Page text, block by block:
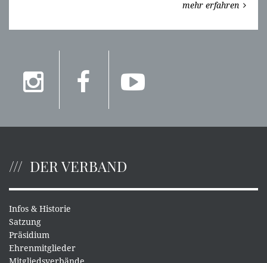
mehr erfahren
DER VERBAND
Infos & Historie
Satzung
Präsidium
Ehrenmitglieder